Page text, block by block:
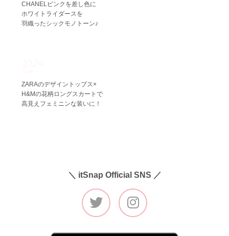
CHANELピンクを差し色に
ホワイトライダースを
羽織ったシックモノトーン♪
10.24
ZARAのデザイントップス×
H&Mの花柄ロングスカートで
高見えフェミニンな装いに！
＼ itSnap Official SNS ／